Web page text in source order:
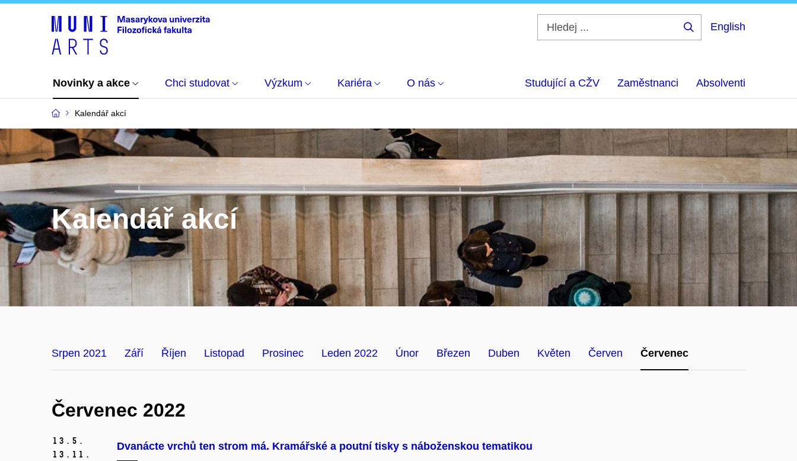
English
Novinky a akce Chci studovat Výzkum Kariéra O nás Studující a CŽV Zaměstnanci Absolventi
Kalendář akcí
Kalendář akcí
Srpen 2021 Září Říjen Listopad Prosinec Leden 2022 Únor Březen Duben Květen Červen Červenec
Červenec 2022
13. 5.
13. 11.
Dvanácte vrchů ten strom má. Kramářské a poutní tisky s náboženskou tematikou